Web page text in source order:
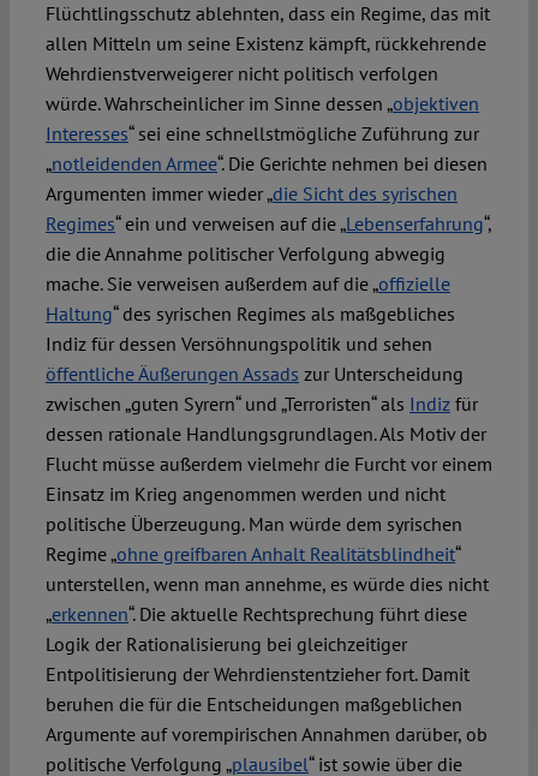
Flüchtlingsschutz ablehnten, dass ein Regime, das mit
allen Mitteln um seine Existenz kämpft, rückkehrende
Wehrdienstverweigerer nicht politisch verfolgen
würde. Wahrscheinlicher im Sinne dessen „objektiven
Interesses“ sei eine schnellstmögliche Zuführung zur
„notleidenden Armee“. Die Gerichte nehmen bei diesen
Argumenten immer wieder „die Sicht des syrischen
Regimes“ ein und verweisen auf die „Lebenserfahrung“,
die die Annahme politischer Verfolgung abwegig
mache. Sie verweisen außerdem auf die „offizielle
Haltung“ des syrischen Regimes als maßgebliches
Indiz für dessen Versöhnungspolitik und sehen
öffentliche Äußerungen Assads zur Unterscheidung
zwischen „guten Syrern“ und „Terroristen“ als Indizfür
dessen rationale Handlungsgrundlagen. Als Motiv der
Flucht müsse außerdem vielmehr die Furcht vor einem
Einsatz im Krieg angenommen werden und nicht
politische Überzeugung. Man würde dem syrischen
Regime „ohne greifbaren Anhalt Realitätsblindheit“
unterstellen, wenn man annehme, es würde dies nicht
„erkennen“. Die aktuelle Rechtsprechung führt diese
Logik der Rationalisierung bei gleichzeitiger
Entpolitisierung der Wehrdienstentzieher fort. Damit
beruhen die für die Entscheidungen maßgeblichen
Argumente auf vorempirischen Annahmen darüber, ob
politische Verfolgung „plausibel“ ist sowie über die